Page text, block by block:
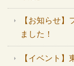
【お知らせ
ました！
【イベント